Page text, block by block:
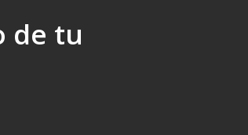
de tu